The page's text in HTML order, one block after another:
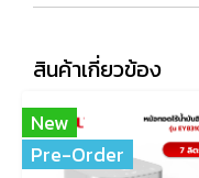
สินค้าเกี่ยวข้อง
New
Pre-Order